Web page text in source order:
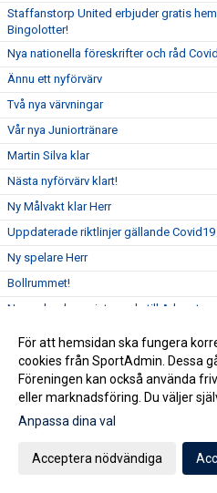
Staffanstorp United erbjuder gratis
Bingolotter!
Nya nationella föreskrifter och råd
Ännu ett nyförvärv
Två nya värvningar
Vår nya Juniortränare
Martin Silva klar
Nästa nyförvärv klart!
Ny Målvakt klar Herr
Uppdaterade riktlinjer gällande Covid19
Ny spelare Herr
Bollrummet!
Ny spelande assisterande till A-laget
Samarbete mellan Staffanstorp United
Chans att bli miljonär och samtidigt
United?
Ny tränare klar för Staffanstorp United!
Uppdaterade riktlinjer gällande Covid19
Kansliet håller höstlov
För att hemsidan ska fungera
cookies från SportAdmin. Dessa
Föreningen kan också använda
eller marknadsföring. Du väljer
Anpassa dina val
Acceptera nödvändiga